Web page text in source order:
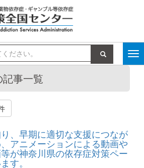
検索
事一覧
、早期に適切な支援につなが
アニメーションによる動画や
が神奈川県の依存症対策ペー
す。